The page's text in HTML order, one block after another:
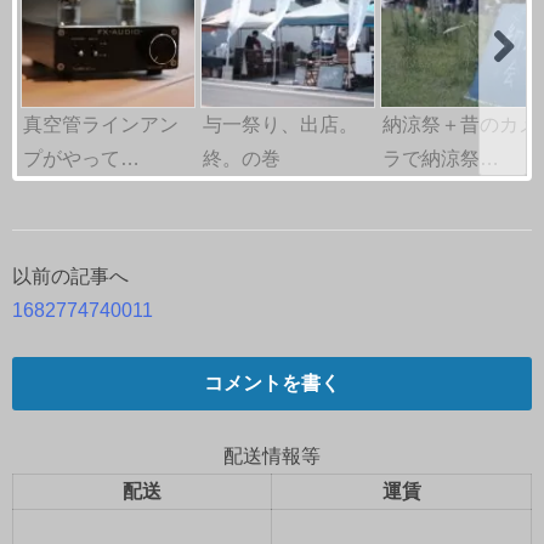
真空管ラインアン
プがやって…
与一祭り、出店。
終。の巻
納涼祭＋昔のカメ
ラで納涼祭…
投
以前の記事へ
1682774740011
コメントを書く
配送情報等
配送
運賃